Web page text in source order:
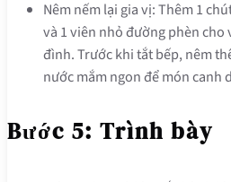
Nêm nếm lại gia vị: Thêm 1
và 1 viên nhỏ đường phèn cho
đình. Trước khi tắt bếp, nêm
nước mắm ngon để món canh
Bước 5: Trình bày